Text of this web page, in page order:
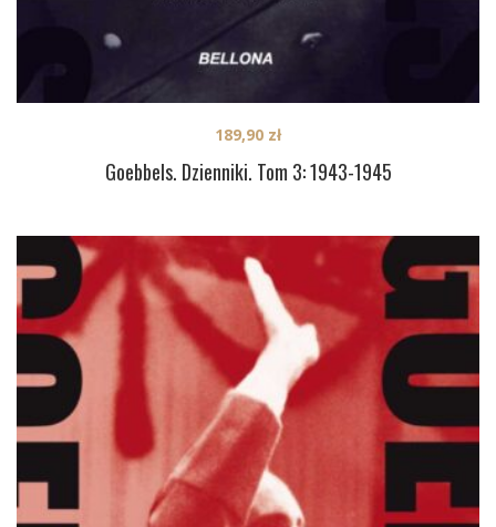
Goebbels. Dzienniki. Tom 3: 1943-1945
189,90 zł